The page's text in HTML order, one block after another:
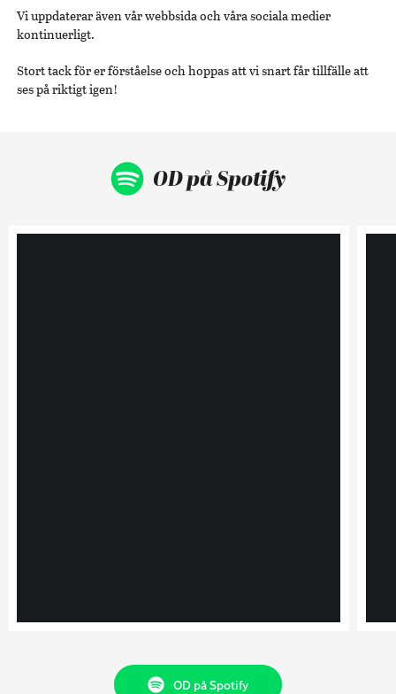
Vi uppdaterar även vår webbsida och våra sociala medier
kontinuerligt.
Stort tack för er förståelse och hoppas att vi snart får tillfälle att
ses på riktigt igen!
OD på Spotify
OD på Spotify